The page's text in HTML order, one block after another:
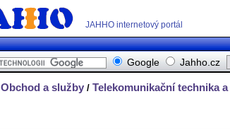
JAHHO internetový portál
Google Jahho.cz
Obchod a služby / Telekomunikační technika